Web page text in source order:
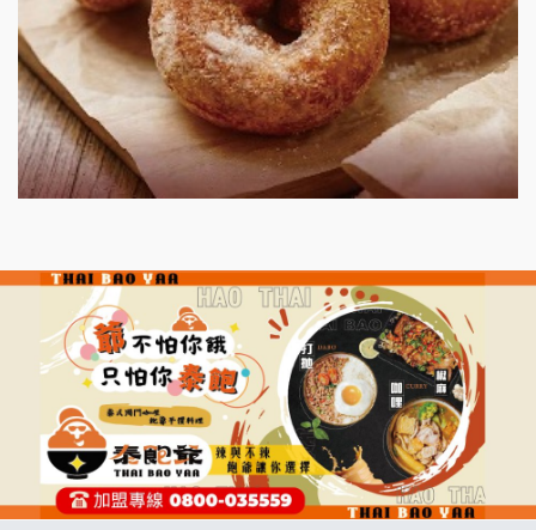
漫步藍咖啡加盟說明會
明石章魚燒加盟說明會
出櫃加盟說明會
七盞茶加盟說明會
拉亞漢堡加盟說明會
杜芳子古味茶鋪加盟說明會
優握握×酸奶大獅加盟說明會